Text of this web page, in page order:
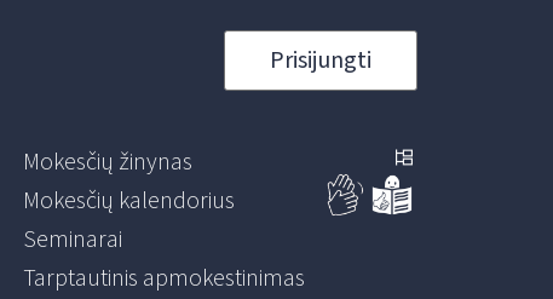
Prisijungti
Mokesčių žinynas
Mokesčių kalendorius
Seminarai
Tarptautinis apmokestinimas